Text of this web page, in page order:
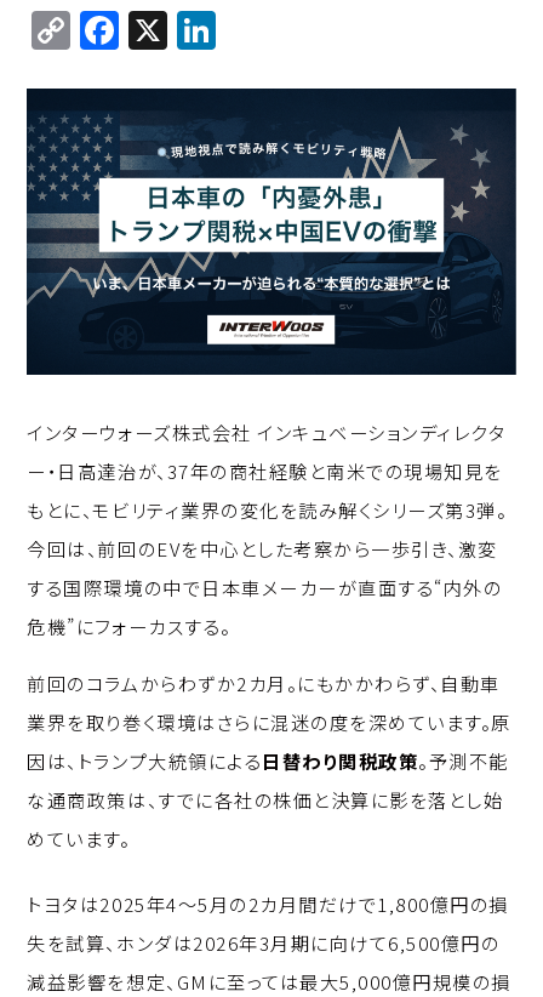
C
o
p
y
Li
n
k
F
a
c
e
b
o
o
k
X
k
e
d
I
n
インターウォーズ株式会社 インキュベーションディレクタ
ー・日高達治が、37年の商社経験と南米での現場知見を
もとに、モビリティ業界の変化を読み解くシリーズ第3弾。
今回は、前回のEVを中心とした考察から一歩引き、激変
する国際環境の中で日本車メーカーが直面する“内外の
危機”にフォーカスする。
前回のコラムからわずか2カ月。にもかかわらず、自動車
業界を取り巻く環境はさらに混迷の度を深めています。原
因は、トランプ大統領による日替わり関税政策。予測不能
な通商政策は、すでに各社の株価と決算に影を落とし始
めています。
トヨタは2025年4〜5月の2カ月間だけで1,800億円の損
失を試算、ホンダは2026年3月期に向けて6,500億円の
減益影響を想定、GMに至っては最大5,000億円規模の損